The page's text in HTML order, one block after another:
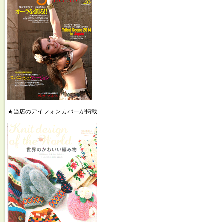
★当店のアイフォンカバーが掲載